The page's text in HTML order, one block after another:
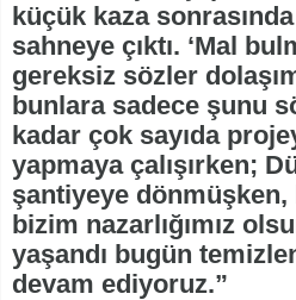
küçük kaza
sahneye çıktı. ‘Mal
gereksiz sözler
bunlara sadece şunu
kadar çok sayıda
yapmaya çalışırken;
şantiyeye
bizim nazarlığımız
yaşandı bugün
devam ediyoruz.”